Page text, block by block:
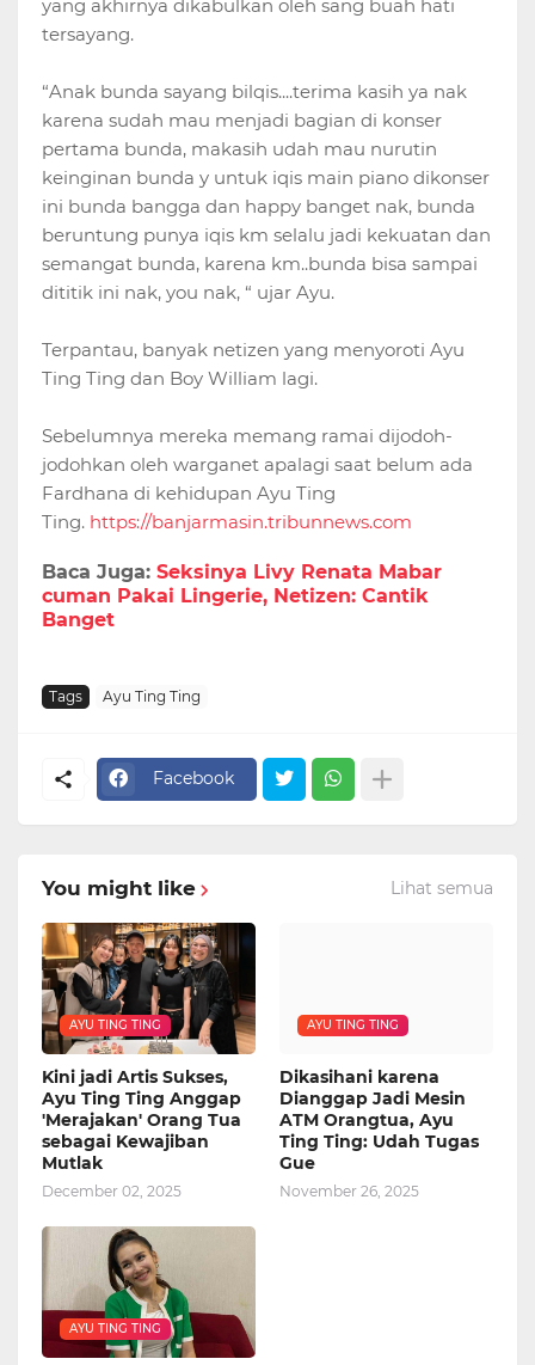
yang akhirnya dikabulkan oleh sang buah hati
tersayang.
“Anak bunda sayang bilqis....terima kasih ya nak
karena sudah mau menjadi bagian di konser
pertama bunda, makasih udah mau nurutin
keinginan bunda y untuk iqis main piano dikonser
ini bunda bangga dan happy banget nak, bunda
beruntung punya iqis km selalu jadi kekuatan dan
semangat bunda, karena km..bunda bisa sampai
dititik ini nak, you nak, “ ujar Ayu.
Terpantau, banyak netizen yang menyoroti Ayu
Ting Ting dan Boy William lagi.
Sebelumnya mereka memang ramai dijodoh-
jodohkan oleh warganet apalagi saat belum ada
Fardhana di kehidupan Ayu Ting
Ting. https://banjarmasin.tribunnews.com
Baca Juga: Seksinya Livy Renata Mabar
cuman Pakai Lingerie, Netizen: Cantik
Banget
Tags Ayu Ting Ting
Facebook
You might like Lihat semua
AYU TING TING
Kini jadi Artis Sukses,
Ayu Ting Ting Anggap
'Merajakan' Orang Tua
sebagai Kewajiban
Mutlak
December 02, 2025
AYU TING TING
Dikasihani karena
Dianggap Jadi Mesin
ATM Orangtua, Ayu
Ting Ting: Udah Tugas
Gue
November 26, 2025
AYU TING TING